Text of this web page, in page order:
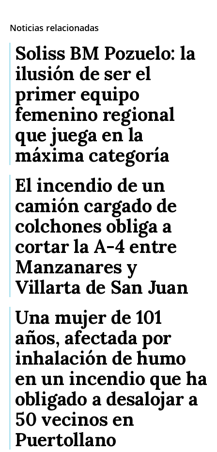
Noticias relacionadas
Soliss BM Pozuelo: la
ilusión de ser el
primer equipo
femenino regional
que juega en la
máxima categoría
El incendio de un
camión cargado de
colchones obliga a
cortar la A-4 entre
Manzanares y
Villarta de San Juan
Una mujer de 101
años, afectada por
inhalación de humo
en un incendio que ha
obligado a desalojar a
50 vecinos en
Puertollano